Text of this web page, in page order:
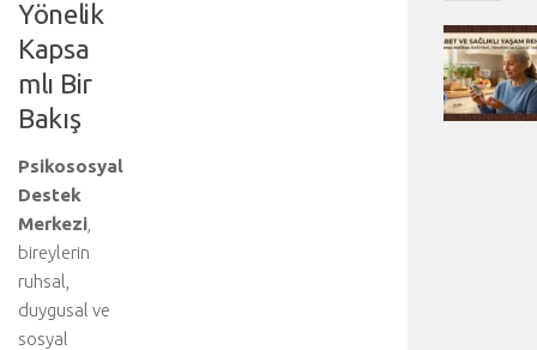
Yönelik
Kapsa
mlı Bir
Bakış
Psikososyal
Destek
Merkezi
bireylerin
ruhsal,
duygusal ve
sosyal